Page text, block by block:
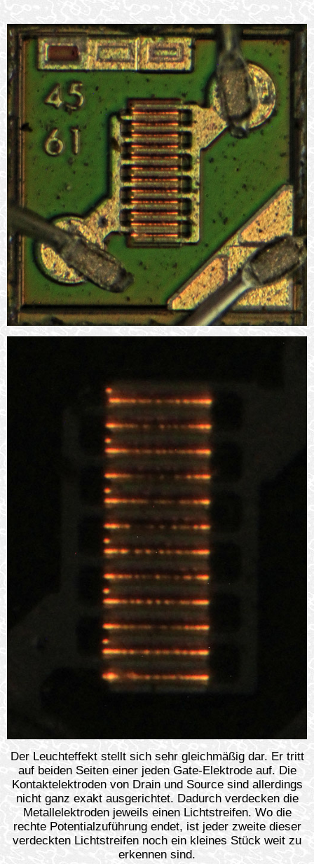
Der Leuchteffekt stellt sich sehr gleichmäßig dar. Er tritt
auf beiden Seiten einer jeden Gate-Elektrode auf. Die
Kontaktelektroden von Drain und Source sind allerdings
nicht ganz exakt ausgerichtet. Dadurch verdecken die
Metallelektroden jeweils einen Lichtstreifen. Wo die
rechte Potentialzuführung endet, ist jeder zweite dieser
verdeckten Lichtstreifen noch ein kleines Stück weit zu
erkennen sind.